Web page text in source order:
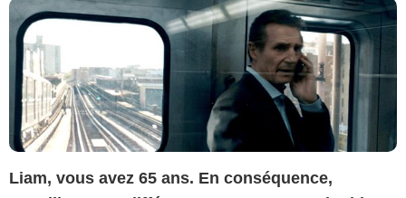
Liam, vous avez 65 ans. En conséquence,